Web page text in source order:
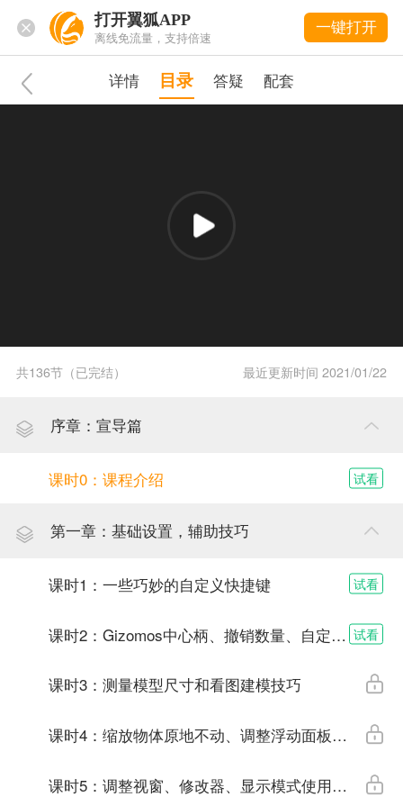
打开翼狐APP
离线免流量，支持倍速
一键打开
详情 目录 答疑 配套
共136节（已完结） 最近更新时间2021/01/22
序章：宣导篇
课时0：课程介绍 试看
第一章：基础设置，辅助技巧
课时1：一些巧妙的自定义快捷键 试看
课时2：Gizomos中心柄、撤销数量、自定义用户设置等技巧 试看
课时3：测量模型尺寸和看图建模技巧
课时4：缩放物体原地不动、调整浮动面板宽度
课时5：调整视窗、修改器、显示模式使用技巧